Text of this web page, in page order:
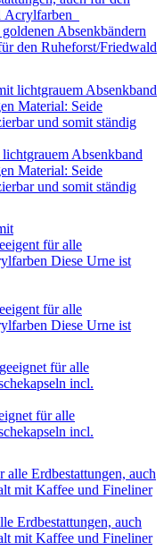
Absenkbändern
den Ruheforst/Friedwald
Absenkband
Material: Seide
und somit ständig
für alle
Diese Urne ist
für alle
incl.
Erdbestattungen, auch
mit Kaffee und Fineliner